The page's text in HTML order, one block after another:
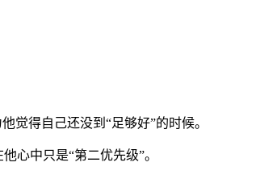
得自己还没到“足够好”的时候。
心中只是“第二优先级”。